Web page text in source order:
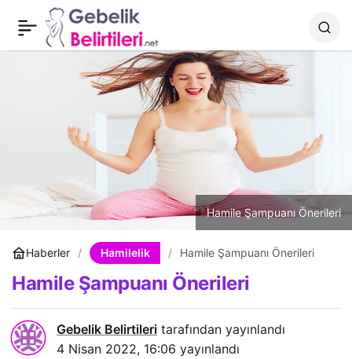
Hamile Şampuanı Önerileri
Haberler Hamilelik Hamile Şampuanı Önerileri
Hamile Şampuanı Önerileri
Gebelik Belirtileri tarafından yayınlandı
4 Nisan 2022, 16:06 yayınlandı
Gebelik başlangıcında
rahim hareketleri
Paylaş